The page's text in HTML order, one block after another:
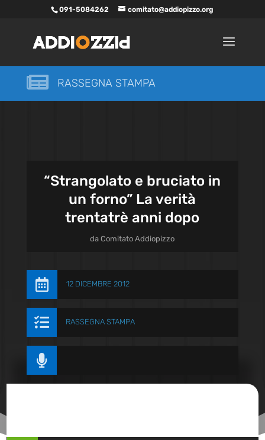
091-5084262 comitato@addiopizzo.org
 RASSEGNA STAMPA
“Strangolato e bruciato in
un forno” La verità
trentatrè anni dopo
daComitato Addiopizzo
 12 DICEMBRE 2012
 RASSEGNA STAMPA
